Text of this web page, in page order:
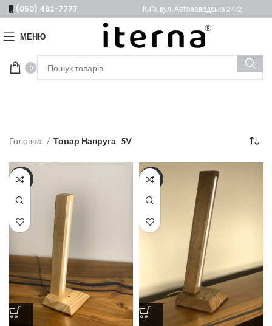
(050) 462-7777 Київ, вул. Автозаводська 24/2
МЕНЮ
0
Головна Товар Напруга 5V
-28% -28%